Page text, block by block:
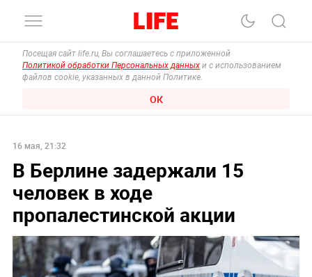
Посещая сайт life.ru, Вы соглашаетесь с приложенной
Политикой обработки Персональных данных и с использованием
файлов cookie, указанных в данной Политике.
ОК
16 мая, 21:32
В Берлине задержали 15
человек в ходе
пропалестинской акции